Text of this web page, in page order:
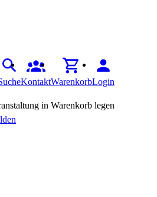
KontaktWarenkorbLogin
in Warenkorb legen